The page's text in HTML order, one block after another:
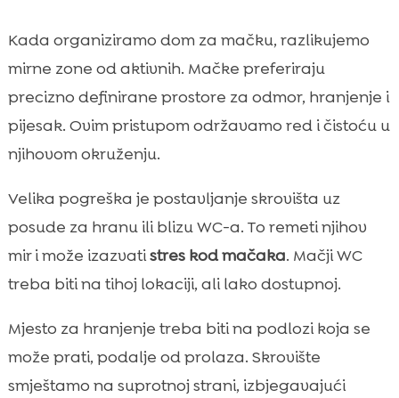
Kada organiziramo dom za mačku, razlikujemo
mirne zone od aktivnih. Mačke preferiraju
precizno definirane prostore za odmor, hranjenje i
pijesak. Ovim pristupom održavamo red i čistoću u
njihovom okruženju.
Velika pogreška je postavljanje skrovišta uz
posude za hranu ili blizu WC-a. To remeti njihov
mir i može izazvatistres kod mačaka. Mačji WC
treba biti na tihoj lokaciji, ali lako dostupnoj.
Mjesto za hranjenje treba biti na podlozi koja se
može prati, podalje od prolaza. Skrovište
smještamo na suprotnoj strani, izbjegavajući